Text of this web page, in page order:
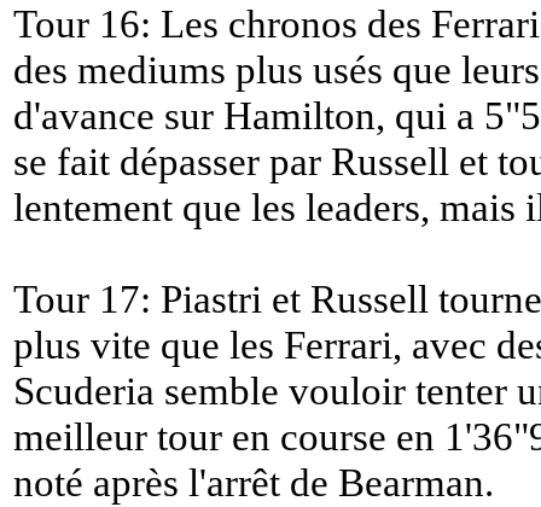
Tour 16: Les chronos des
des mediums plus usés que
d'avance sur Hamilton, qui a
se fait dépasser par Russell et
lentement que les leaders,
Tour 17: Piastri et Russell
plus vite que les Ferrari, avec
Scuderia semble vouloir tenter
meilleur tour en course en
noté après l'arrêt de Bearman.